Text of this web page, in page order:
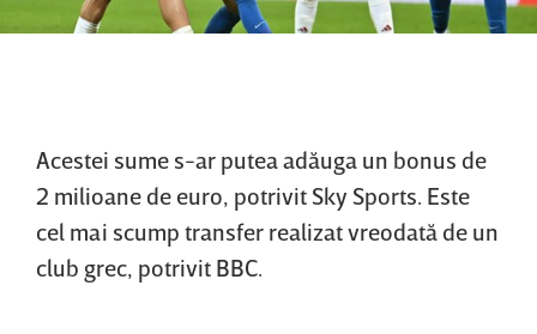
Acestei sume s-ar putea adăuga un bonus de
2 milioane de euro, potrivit Sky Sports. Este
cel mai scump transfer realizat vreodată de un
club grec, potrivit BBC.